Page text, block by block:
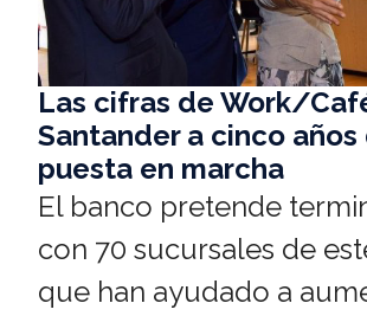
Las cifras de Work/
Santander a cinco años
puesta en marcha
El banco pretende
con 70 sucursales de
que han ayudado a